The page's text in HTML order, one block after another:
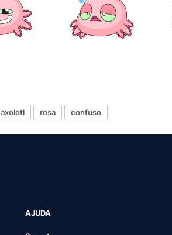
axolotl rosa confuso
AJUDA